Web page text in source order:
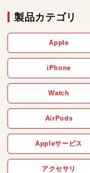
製品カテゴリ
Apple
iPhone
Watch
AirPods
Appleサービス
アクセサリ